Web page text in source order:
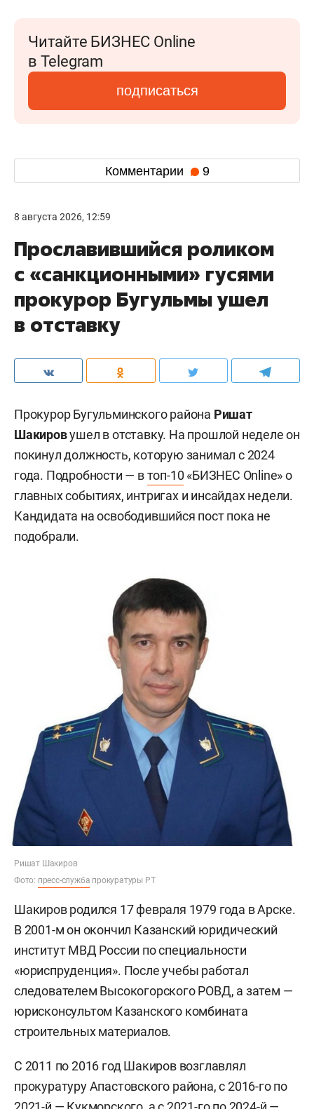
Читайте БИЗНЕС Online
в Telegram
подписаться
Комментарии 9
8 августа 2026, 12:59
Прославившийся роликом
с «санкционными» гусями
прокурор Бугульмы ушел
в отставку
Прокурор Бугульминского района Ришат
Шакировушел в отставку. На прошлой неделе он
покинул должность, которую занимал с 2024
года. Подробности — втоп-10 «БИЗНЕС Online» о
главных событиях, интригах и инсайдах недели.
Кандидата на освободившийся пост пока не
подобрали.
Ришат Шакиров
Фото: пресс-служба прокуратуры РТ
Шакиров родился 17 февраля 1979 года в Арске.
В 2001-м он окончил Казанский юридический
институт МВД России по специальности
«юриспруденция». После учебы работал
следователем Высокогорского РОВД, а затем —
юрисконсультом Казанского комбината
строительных материалов.
С 2011 по 2016 год Шакиров возглавлял
прокуратуру Апастовского района, с 2016-го по